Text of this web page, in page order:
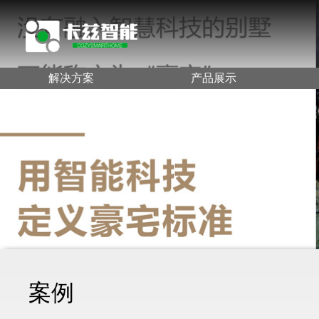
解决方案 产品展示
案例